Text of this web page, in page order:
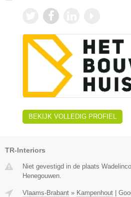
BEKIJK VOLLEDIG PROFIEL
TR-Interiors
Niet gevestigd in de plaats
Henegouwen.
Vlaams-Brabant » Kampenhout